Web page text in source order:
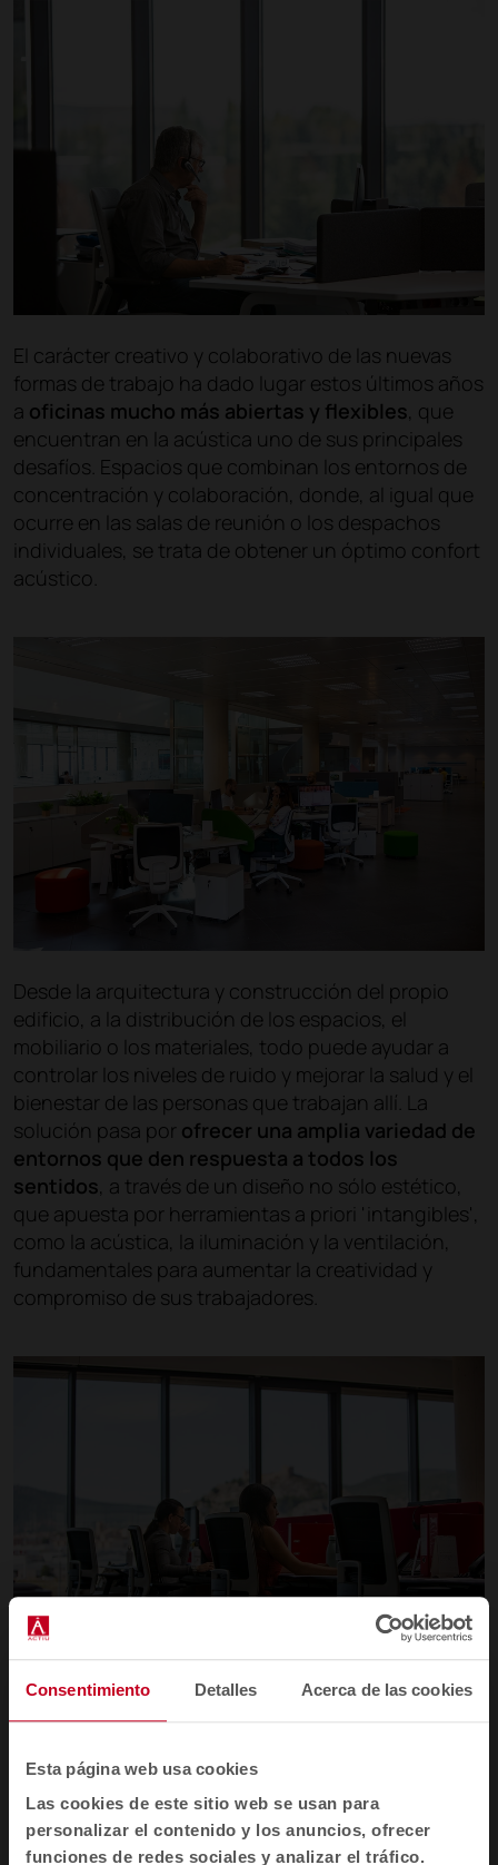
Consentimiento Detalles Acerca de las cookies
Esta página web usa cookies
Las cookies de este sitio web se usan para
personalizar el contenido y los anuncios, ofrecer
funciones de redes sociales y analizar el tráfico.
El carácter creativo y colaborativo de las nuevas
formas de trabajo ha dado lugar estos últimos años
a oficinas mucho más abiertas y flexibles, que
encuentran en la acústica uno de sus principales
desafíos. Espacios que combinan los entornos de
concentración y colaboración, donde, al igual que
ocurre en las salas de reunión o los despachos
individuales, se trata de obtener un óptimo confort
acústico.
Desde la arquitectura y construcción del propio
edificio, a la distribución de los espacios, el
mobiliario o los materiales, todo puede ayudar a
controlar los niveles de ruido y mejorar la salud y el
bienestar de las personas que trabajan allí. La
solución pasa por ofrecer una amplia variedad de
entornos que den respuesta a todos los
sentidos , a través de un diseño no sólo estético,
que apuesta por herramientas a priori 'intangibles',
como la acústica, la iluminación y la ventilación,
fundamentales para aumentar la creatividad y
compromiso de sus trabajadores.
en conexiones y puertas, y proporcionando
espacio aéreo entre espacios cerrados, refuerza la
privacidad del sonido y reduce el ruido, el confort
acústico va más allá de elegir buenos materiales